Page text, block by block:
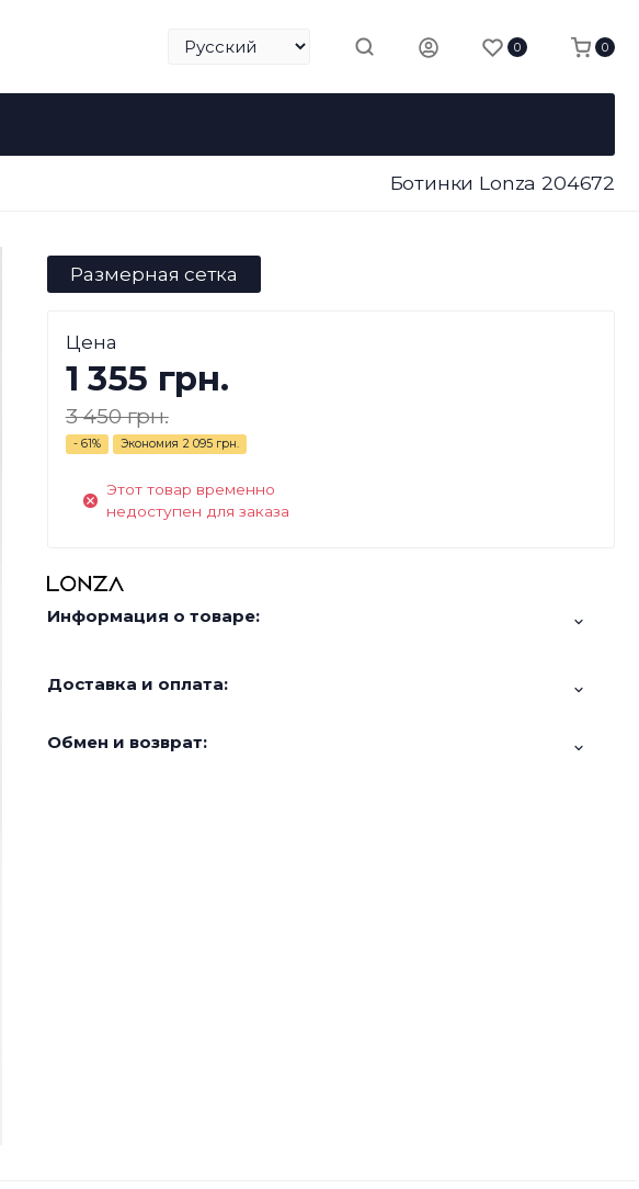
0 0
Ботинки Lonza 204672
Размерная сетка
Цена
1 355 грн.
3 450 грн.
- 61% Экономия 2 095 грн.
Этот товар временно
недоступен для заказа
Информация о товаре:
Доставка и оплата:
Обмен и возврат: